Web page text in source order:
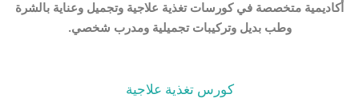
أكاديمية متخصصة في كورسات تغذية علاجية وتجميل وعناية بالشرة
وطب بديل وتركيبات تجميلية ومدرب شخصي.
كورس تغذية علاجية